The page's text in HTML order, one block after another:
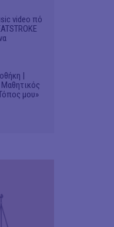
video πό
|
μου»